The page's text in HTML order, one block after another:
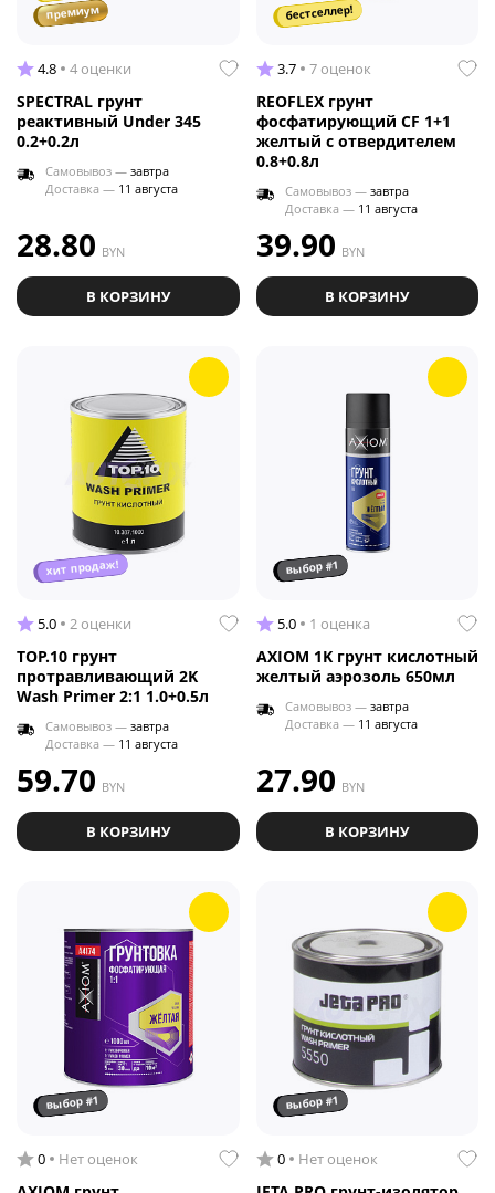
премиум
4.8 4 оценки
SPECTRAL грунт
реактивный Under 345
0.2+0.2л
Самовывоз — завтра
Доставка — 11 августа
28.80 BYN
В КОРЗИНУ
бестселлер!
3.7 7 оценок
REOFLEX грунт
фосфатирующий CF 1+1
желтый с отвердителем
0.8+0.8л
Самовывоз — завтра
Доставка — 11 августа
39.90 BYN
В КОРЗИНУ
хит продаж!
5.0 2 оценки
TOP.10 грунт
протравливающий 2K
Wash Primer 2:1 1.0+0.5л
Самовывоз — завтра
Доставка — 11 августа
59.70 BYN
В КОРЗИНУ
выбор #1
5.0 1 оценка
AXIOM 1K грунт кислотный
желтый аэрозоль 650мл
Самовывоз — завтра
Доставка — 11 августа
27.90 BYN
В КОРЗИНУ
выбор #1
0 Нет оценок
выбор #1
0 Нет оценок